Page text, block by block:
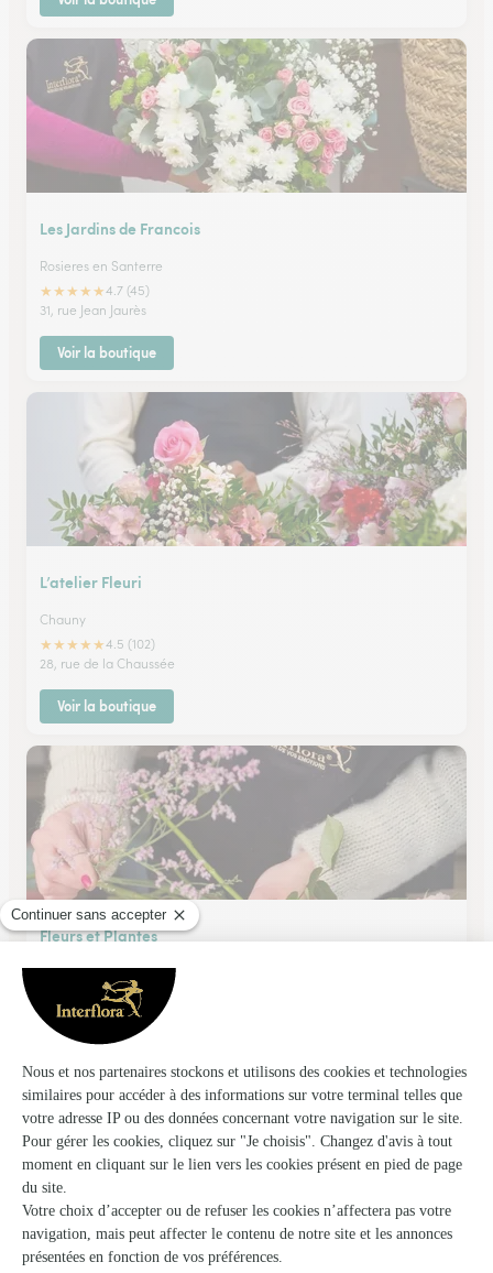
Les Jardins de Francois
Rosieres en Santerre
★★★★★4.7 (45)
31, rue Jean Jaurès
Voir la boutique
L’atelier Fleuri
Chauny
★★★★★4.5 (102)
28, rue de la Chaussée
Voir la boutique
Fleurs et Plantes
Compiegne
★4.7 (35)
59 bis, rue de Paris